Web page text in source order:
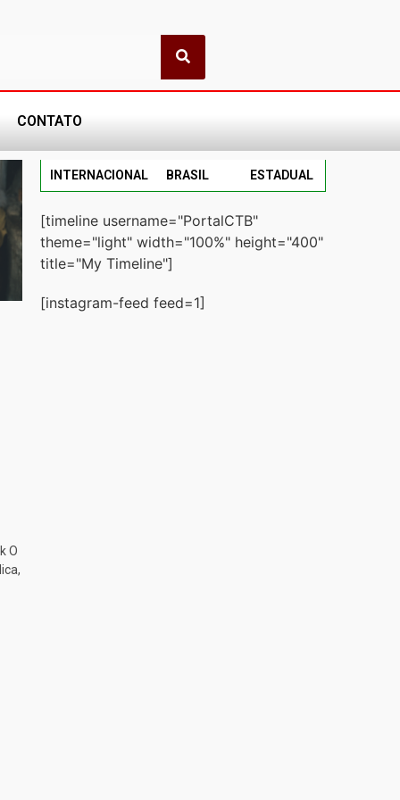
CONTATO
O
INTERNACIONAL BRASIL ESTADUAL
[timeline username="PortalCTB"
theme="light" width="100%" height="400"
title="My Timeline"]
[instagram-feed feed=1]